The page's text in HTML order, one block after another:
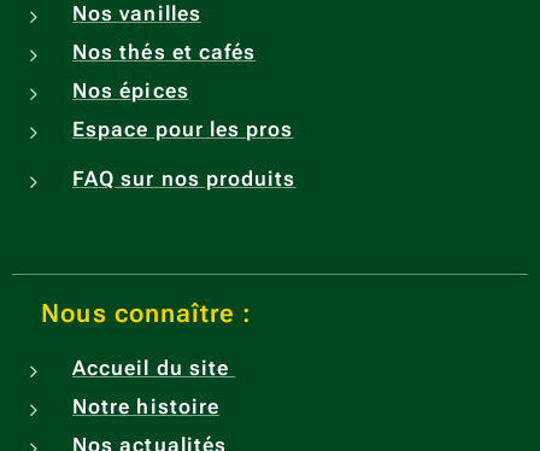
Nos vanilles
Nos thés et cafés
Nos épices
Espace pour les pros
FAQ sur nos produits
Nous connaître :
Accueil du site
Notre histoire
Nos actualités